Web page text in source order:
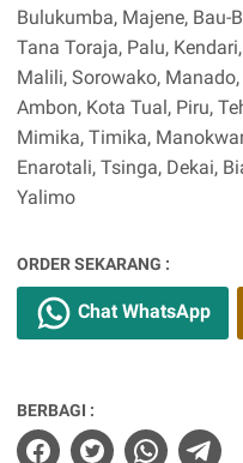
Bulukumba, Majene, Bau-
Tana Toraja, Palu,
Malili, Sorowako,
Ambon, Kota Tual, Piru,
Mimika, Timika,
Enarotali, Tsinga, Dekai,
Yalimo
ORDER SEKARANG :
Chat WhatsApp
BERBAGI :